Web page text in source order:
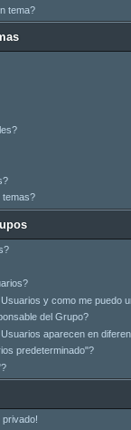
tema?
temas?
y como me puedo
del Grupo?
aparecen en
predeterminado"?
privado!